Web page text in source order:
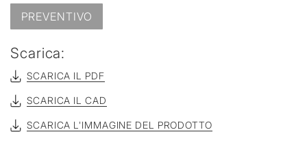
PREVENTIVO
Scarica:
SCARICA IL PDF
SCARICA IL CAD
SCARICA L'IMMAGINE DEL PRODOTTO